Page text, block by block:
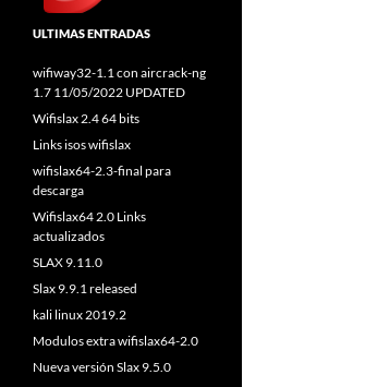
ULTIMAS ENTRADAS
wifiway32-1.1 con aircrack-ng
1.7 11/05/2022 UPDATED
Wifislax 2.4 64 bits
Links isos wifislax
wifislax64-2.3-final para
descarga
Wifislax64 2.0 Links
actualizados
SLAX 9.11.0
Slax 9.9.1 released
kali linux 2019.2
Modulos extra wifislax64-2.0
Nueva versión Slax 9.5.0